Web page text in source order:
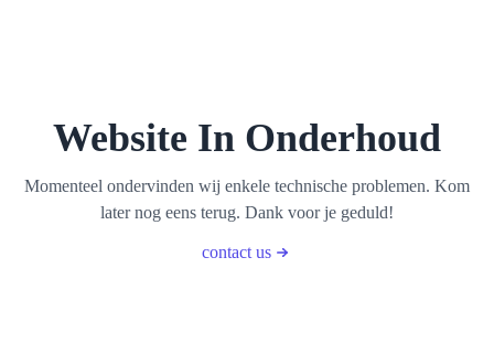
Website In Onderhoud
Momenteel ondervinden wij enkele technische problemen. Kom
later nog eens terug. Dank voor je geduld!
contact us